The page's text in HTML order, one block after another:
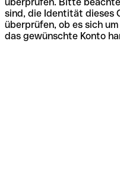
sind, die Identität dieses
überprüfen, ob es sich
das gewünschte Konto